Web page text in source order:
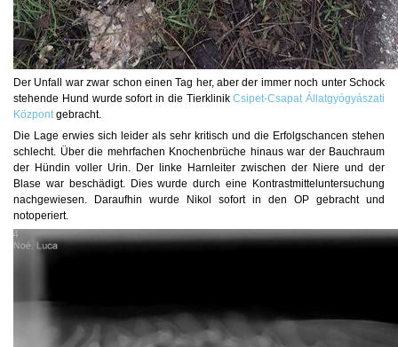
Der Unfall war zwar schon einen Tag her, aber der immer noch unter Schock
stehende Hund wurde sofort in die TierklinikCsipet-Csapat Állatgyógyászati
Központgebracht.
Die Lage erwies sich leider als sehr kritisch und die Erfolgschancen stehen
schlecht. Über die mehrfachen Knochenbrüche hinaus war der Bauchraum
der Hündin voller Urin. Der linke Harnleiter zwischen der Niere und der
Blase war beschädigt. Dies wurde durch eine Kontrastmitteluntersuchung
nachgewiesen. Daraufhin wurde Nikol sofort in den OP gebracht und
notoperiert.